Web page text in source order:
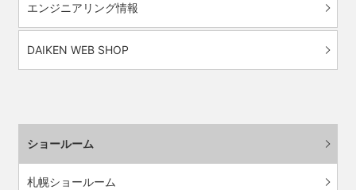
エンジニアリング情報
DAIKEN WEB SHOP
ショールーム
札幌ショールーム